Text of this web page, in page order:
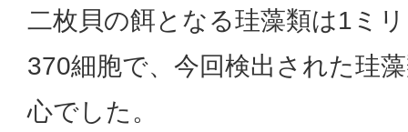
二枚貝の餌となる珪藻類は1ミ
370細胞で、今回検出された珪
心でした。